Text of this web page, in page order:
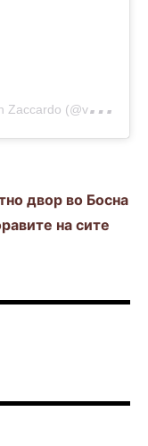
U
na publicación compartida de Valentin Zaccardo (@vzaccardo)
двор во Босна
на сите